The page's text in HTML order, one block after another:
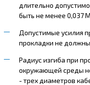
длительно
быть не менее 0,037
Допустимые усилия
прокладки не
Радиус изгиба при
окружающей среды
- трех диаметров